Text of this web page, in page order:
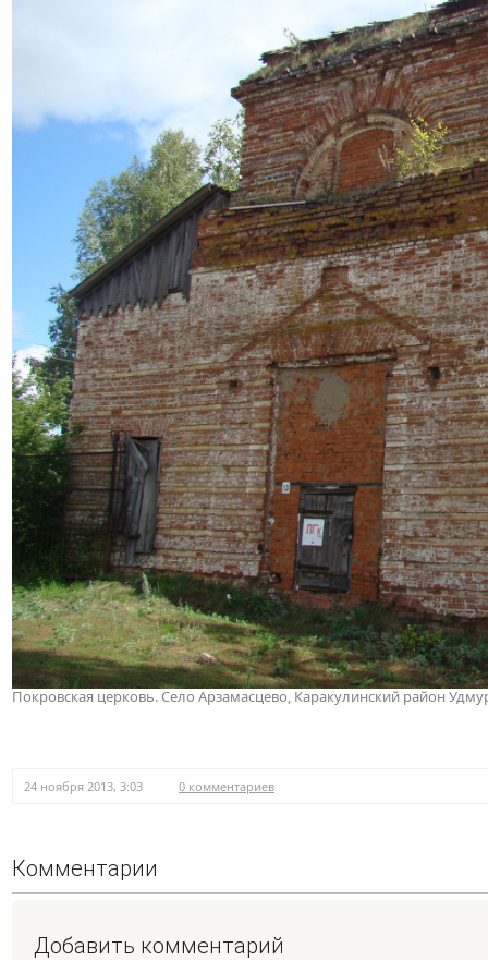
Покровская церковь. Село Арзамасцево, Каракулинский район
24 ноября 2013, 3:03 0 комментариев
Комментарии
Добавить комментарий